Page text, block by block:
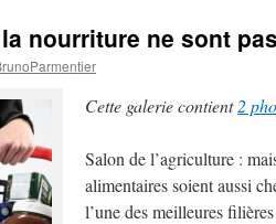
nourriture ne sont
Cette galerie contient2
Salon de l’agriculture :
alimentaires soient aussi
l’une des meilleures